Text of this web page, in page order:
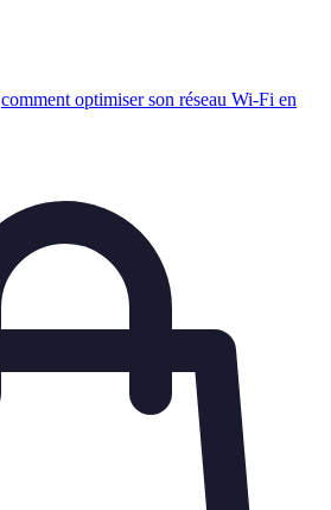
comment optimiser son réseau Wi-Fi en